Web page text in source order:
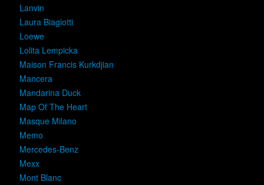
Lanvin
Laura Biagiotti
Loewe
Lolita Lempicka
Maison Francis Kurkdjian
Mancera
Mandarina Duck
Map Of The Heart
Masque Milano
Memo
Mercedes-Benz
Mexx
Mont Blanc